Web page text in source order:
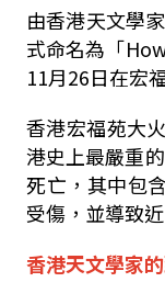
由香港天文學
式命名為「
11月26日在宏
香港宏福苑大
港史上最嚴重
死亡，其中包
受傷，並導致
香港天文學家